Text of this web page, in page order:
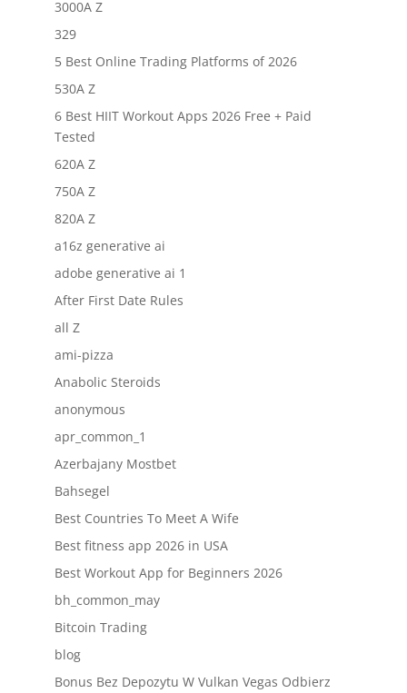
3000A Z
329
5 Best Online Trading Platforms of 2026
530A Z
6 Best HIIT Workout Apps 2026 Free + Paid
Tested
620A Z
750A Z
820A Z
a16z generative ai
adobe generative ai 1
After First Date Rules
all Z
ami-pizza
Anabolic Steroids
anonymous
apr_common_1
Azerbajany Mostbet
Bahsegel
Best Countries To Meet A Wife
Best fitness app 2026 in USA
Best Workout App for Beginners 2026
bh_common_may
Bitcoin Trading
blog
Bonus Bez Depozytu W Vulkan Vegas Odbierz